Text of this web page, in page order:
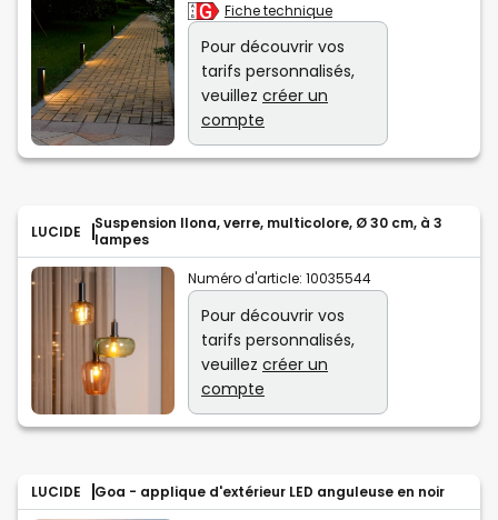
Fiche technique
Pour découvrir vos
tarifs personnalisés,
veuillez créer un
compte
LUCIDE
Suspension Ilona, verre, multicolore, Ø 30 cm, à 3
lampes
Numéro d'article: 10035544
Pour découvrir vos
tarifs personnalisés,
veuillez créer un
compte
LUCIDE Goa - applique d'extérieur LED anguleuse en noir